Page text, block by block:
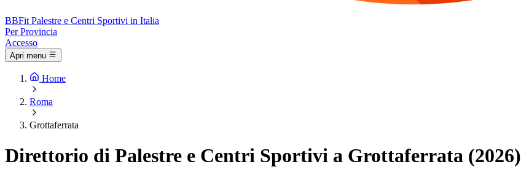
BBFit Palestre e Centri Sportivi in Italia
Per Provincia
Accesso
Apri menu
Home
Roma
Grottaferrata
Direttorio di Palestre e Centri Sportivi a Grottaferrata (2026)